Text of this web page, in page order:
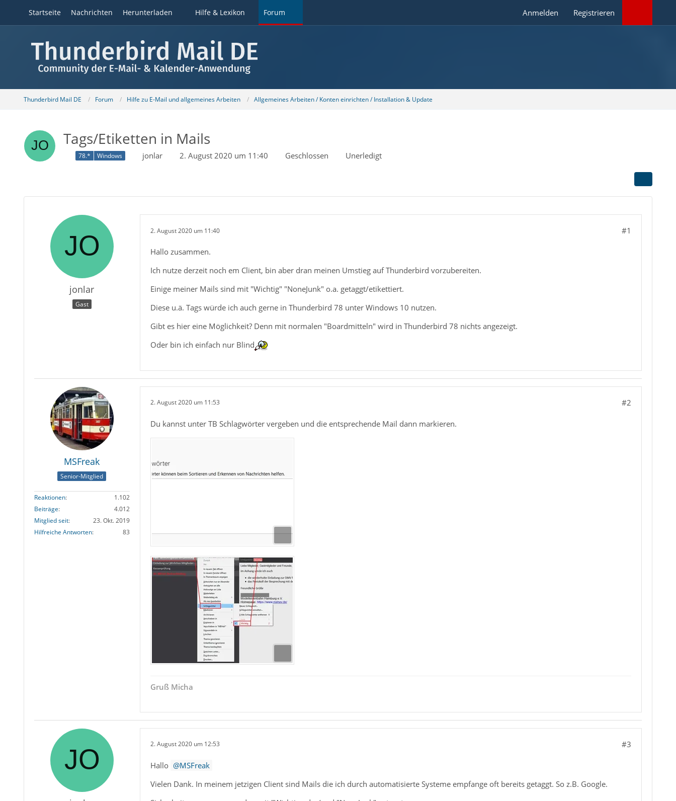
Startseite Nachrichten Herunterladen Hilfe & Lexikon Forum Anmelden Registrieren
Thunderbird Mail DE Forum Hilfe zu E-Mail und allgemeines Arbeiten Allgemeines Arbeiten / Konten einrichten / Installation & Update
Tags/Etiketten in Mails
78.* Windows jonlar 2. August 2020 um 11:40 Geschlossen Unerledigt
jonlar
Gast
2. August 2020 um 11:40 #1
Hallo zusammen.
Ich nutze derzeit noch em Client, bin aber dran meinen Umstieg auf Thunderbird vorzubereiten.
Einige meiner Mails sind mit "Wichtig" "NoneJunk" o.a. getaggt/etikettiert.
Diese u.ä. Tags würde ich auch gerne in Thunderbird 78 unter Windows 10 nutzen.
Gibt es hier eine Möglichkeit? Denn mit normalen "Boardmitteln" wird in Thunderbird 78 nichts angezeigt.
Oder bin ich einfach nur Blind
MSFreak
Senior-Mitglied
Reaktionen
1.102
Beiträge
4.012
Mitglied seit
23. Okt. 2019
Hilfreiche Antworten
83
2. August 2020 um 11:53 #2
Du kannst unter TB Schlagwörter vergeben und die entsprechende Mail dann markieren.
Gruß Micha
2. August 2020 um 12:53 #3
Hallo
MSFreak
Vielen Dank. In meinem jetzigen Client sind Mails die ich durch automatisierte Systeme empfange oft bereits getaggt. So z.B. Google.